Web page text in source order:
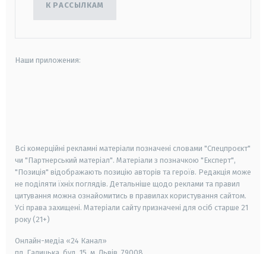
К РАССЫЛКАМ
Наши приложения:
Всі комерційні рекламні матеріали позначені словами "Спецпроєкт"
чи "Партнерський матеріал". Матеріали з позначкою "Експерт",
"Позиція" відображають позицію авторів та героїв. Редакція може
не поділяти їхніх поглядів. Детальніше щодо реклами та правил
цитування можна ознайомитись в правилах користування сайтом.
Усі права захищені. Матеріали сайту призначені для осіб старше 21
року (21+)
Онлайн-медіа «24 Канал»